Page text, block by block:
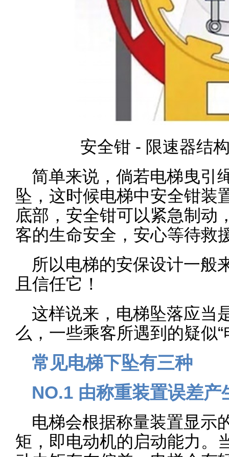
安全钳 - 限速器结
简单来说，倘若电梯曳引
坠，这时候电梯中安全钳装
底部，安全钳可以紧急制动
客的生命安全，安心等待救
所以电梯的安保设计一般
且信任它！
这样说来，电梯坠落应当
么，一些乘客所遇到的疑似
常见电梯下坠有三种
NO.1 由称重装置误差
电梯会根据称量装置显示
矩，即电动机的启动能力。